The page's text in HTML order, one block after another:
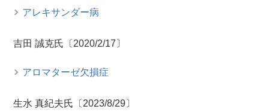
アレキサンダー病
吉田 誠克氏〔2020/2/17〕
アロマターゼ欠損症
生水 真紀夫氏〔2023/8/29〕